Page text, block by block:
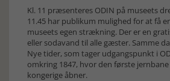
Kl. 11 præsenteres ODIN på museets
11.45 har publikum mulighed for at få
museets egen strækning. Der er en
eller sodavand til alle gæster. Samme
Nye tider, som tager udgangspunkt i
omkring 1847, hvor den første
kongerige åbner.